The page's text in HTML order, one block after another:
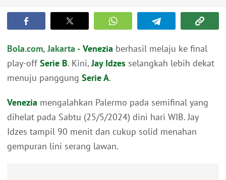
Bola.com, Jakarta - Venezia berhasil melaju ke final
play-off Serie B. Kini,Jay Idzes selangkah lebih dekat
menuju panggung Serie A.
Venezia mengalahkan Palermo pada semifinal yang
dihelat pada Sabtu (25/5/2024) dini hari WIB. Jay
Idzes tampil 90 menit dan cukup solid menahan
gempuran lini serang lawan.